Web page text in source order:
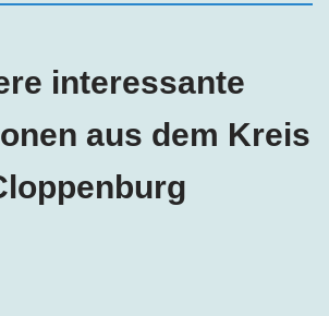
interessante
aus dem Kreis